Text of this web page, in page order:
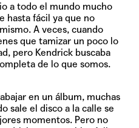
a todo el mundo mucho
hasta fácil ya que no
A veces, cuando
que tamizar un poco lo
pero Kendrick buscaba
de lo que somos.
en un álbum, muchas
sale el disco a la calle se
momentos. Pero no